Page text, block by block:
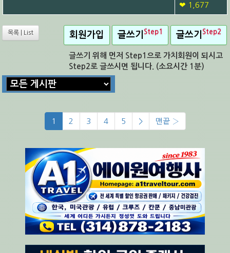
❤ 1,677
목록 | List 회원가입 글쓰기 Step1 글쓰기 Step2
글쓰기 위해 먼저 Step1으로 가치회원이 되시고
Step2로 글쓰시면 됩니다. (소요시간 1분)
1 2 3 4 5 > 맨끝 ›